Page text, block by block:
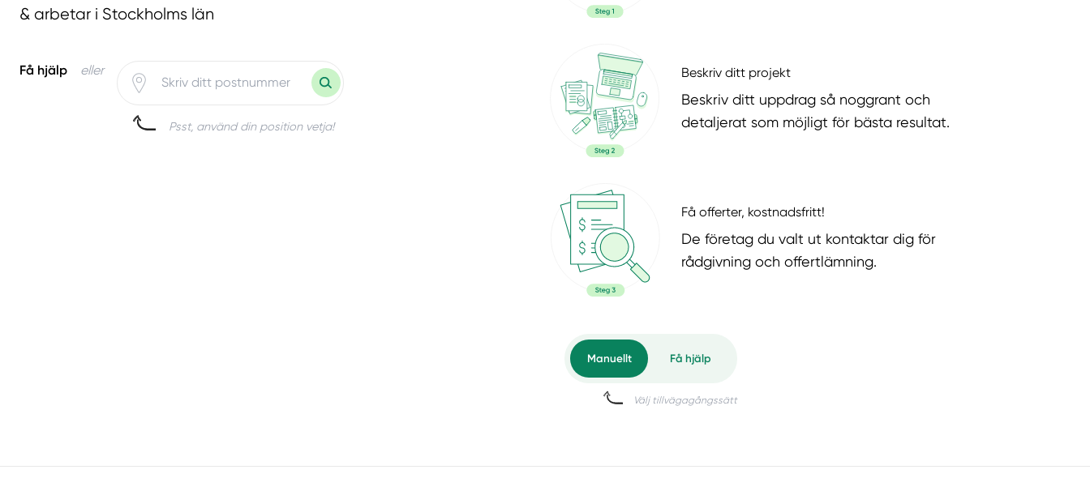
& arbetar i Stockholms län
Få hjälp eller
Psst, använd din position vetja!
Beskriv ditt projekt
Beskriv ditt uppdrag så noggrant och
detaljerat som möjligt för bästa resultat.
Få offerter, kostnadsfritt!
De företag du valt ut kontaktar dig för
rådgivning och offertlämning.